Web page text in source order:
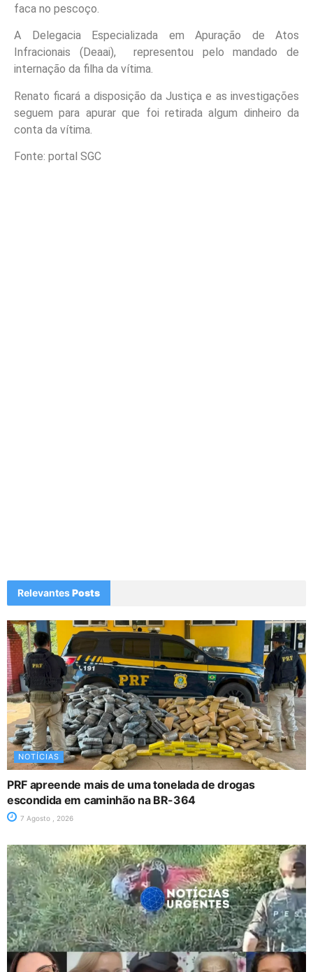
faca no pescoço.
A Delegacia Especializada em Apuração de Atos
Infracionais (Deaai), representou pelo mandado de
internação da filha da vítima.
Renato ficará a disposição da Justiça e as investigações
seguem para apurar que foi retirada algum dinheiro da
conta da vítima.
Fonte: portal SGC
RelevantesPosts
NOTÍCIAS
PRF apreende mais de uma tonelada de drogas
escondida em caminhão na BR-364
7 Agosto , 2026